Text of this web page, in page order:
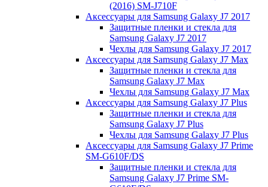
(2016) SM-J710F
Аксессуары для Samsung Galaxy J7 2017
Защитные пленки и стекла для
Samsung Galaxy J7 2017
Чехлы для Samsung Galaxy J7 2017
Аксессуары для Samsung Galaxy J7 Max
Защитные пленки и стекла для
Samsung Galaxy J7 Max
Чехлы для Samsung Galaxy J7 Max
Аксессуары для Samsung Galaxy J7 Plus
Защитные пленки и стекла для
Samsung Galaxy J7 Plus
Чехлы для Samsung Galaxy J7 Plus
Аксессуары для Samsung Galaxy J7 Prime
SM-G610F/DS
Защитные пленки и стекла для
Samsung Galaxy J7 Prime SM-